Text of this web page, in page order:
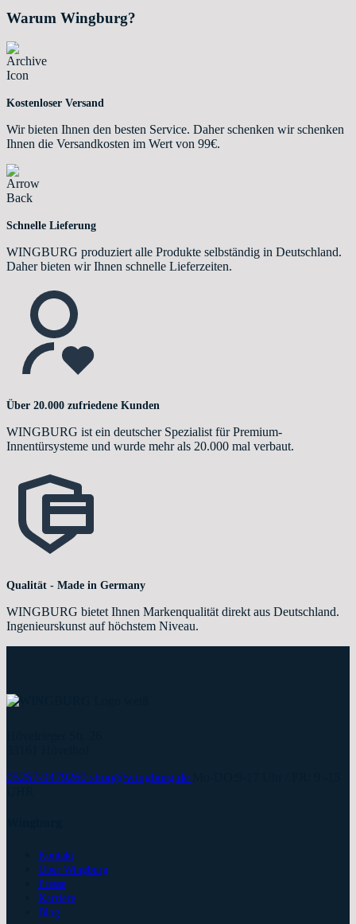
Warum Wingburg?
Kostenloser Versand
Wir bieten Ihnen den besten Service. Daher schenken wir schenken
Ihnen die Versandkosten im Wert von 99€.
Schnelle Lieferung
WINGBURG produziert alle Produkte selbständig in Deutschland.
Daher bieten wir Ihnen schnelle Lieferzeiten.
Über 20.000 zufriedene Kunden
WINGBURG ist ein deutscher Spezialist für Premium-
Innentürsysteme und wurde mehr als 20.000 mal verbaut.
Qualität - Made in Germany
WINGBURG bietet Ihnen Markenqualität direkt aus Deutschland.
Ingenieurskunst auf höchstem Niveau.
05257-9479260 shop@wingburg.de
Kontakt
Über Wingburg
Presse
Karriere
Blog